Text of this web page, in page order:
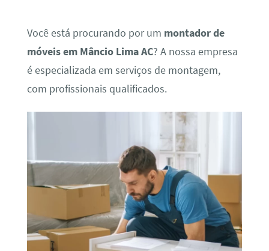
Você está procurando por um montador de
móveis em Mâncio Lima AC? A nossa empresa
é especializada em serviços de montagem,
com profissionais qualificados.